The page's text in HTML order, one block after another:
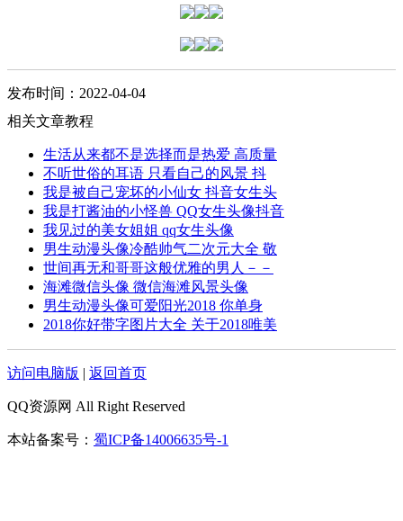
发布时间：2022-04-04
相关文章教程
生活从来都不是选择而是热爱 高质量
不听世俗的耳语 只看自己的风景 抖
我是被自己宠坏的小仙女 抖音女生头
我是打酱油的小怪兽 QQ女生头像抖音
我见过的美女姐姐 qq女生头像
男生动漫头像冷酷帅气二次元大全 敬
世间再无和哥哥这般优雅的男人－－
海滩微信头像 微信海滩风景头像
男生动漫头像可爱阳光2018 你单身
2018你好带字图片大全 关于2018唯美
访问电脑版 | 返回首页
QQ资源网 All Right Reserved
本站备案号： 蜀ICP备14006635号-1